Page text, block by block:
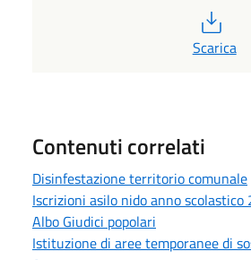
Scarica
Contenuti correlati
Disinfestazione territorio comunale
Iscrizioni asilo nido anno
Albo Giudici popolari
Istituzione di aree temporanee di